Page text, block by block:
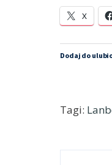
X
Dodaj do
Tagi: